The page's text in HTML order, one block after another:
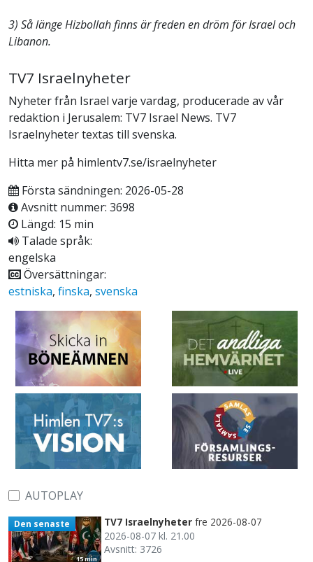
3) Så länge Hizbollah finns är freden en dröm för Israel och
Libanon.
TV7 Israelnyheter
Nyheter från Israel varje vardag, producerade av vår
redaktion i Jerusalem: TV7 Israel News. TV7
Israelnyheter textas till svenska.
Hitta mer på himlentv7.se/israelnyheter
Första sändningen: 2026-05-28
Avsnitt nummer: 3698
Längd: 15 min
Talade språk:
engelska
Översättningar:
estniska, finska, svenska
AUTOPLAY
15 min
Den senaste TV7 Israelnyheter fre 2026-08-07
2026-08-07 kl. 21.00
Avsnitt: 3726